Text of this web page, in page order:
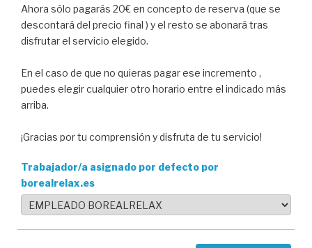
Ahora sólo pagarás 20€ en concepto de reserva (que se
descontará del precio final ) y el resto se abonará tras
disfrutar el servicio elegido.
En el caso de que no quieras pagar ese incremento ,
puedes elegir cualquier otro horario entre el indicado más
arriba.
¡Gracias por tu comprensión y disfruta de tu servicio!
Trabajador/a asignado por defecto por
borealrelax.es